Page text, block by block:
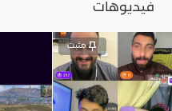
فيديوهات
مثبت